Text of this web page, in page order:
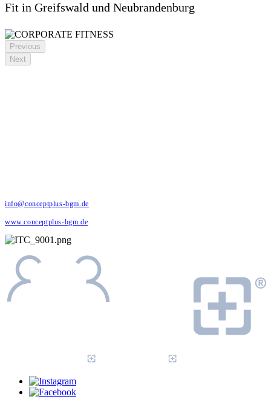
Fit in Greifswald und Neubrandenburg
Previous
Next
info@conceptplus-bgm.de
www.conceptplus-bgm.de